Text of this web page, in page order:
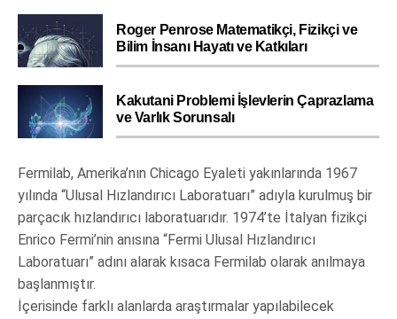
Roger Penrose Matematikçi, Fizikçi ve
Bilim İnsanı Hayatı ve Katkıları
Kakutani Problemi İşlevlerin Çaprazlama
ve Varlık Sorunsalı
Fermilab, Amerika’nın Chicago Eyaleti yakınlarında 1967
yılında “Ulusal Hızlandırıcı Laboratuarı” adıyla kurulmuş bir
parçacık hızlandırıcı laboratuarıdır. 1974’te İtalyan fizikçi
Enrico Fermi’nin anısına “Fermi Ulusal Hızlandırıcı
Laboratuarı” adını alarak kısaca Fermilab olarak anılmaya
başlanmıştır.
İçerisinde farklı alanlarda araştırmalar yapılabilecek